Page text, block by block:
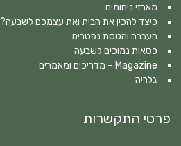
מארזי ניחומים
כיצד להכין את הבית ואת עצמכם לשבעה?
העברה והטסת נפטרים
כסאות נמוכים לשבעה
Magazine – מדריכים ומאמרים
גלריה
פרטי התקשרות